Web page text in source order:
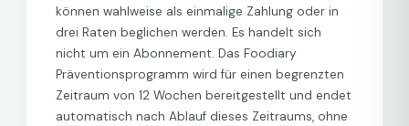
können wahlweise als einmalige Zahlung oder in
drei Raten beglichen werden. Es handelt sich
nicht um ein Abonnement. Das Foodiary
Präventionsprogramm wird für einen begrenzten
Zeitraum von 12 Wochen bereitgestellt und endet
automatisch nach Ablauf dieses Zeitraums, ohne